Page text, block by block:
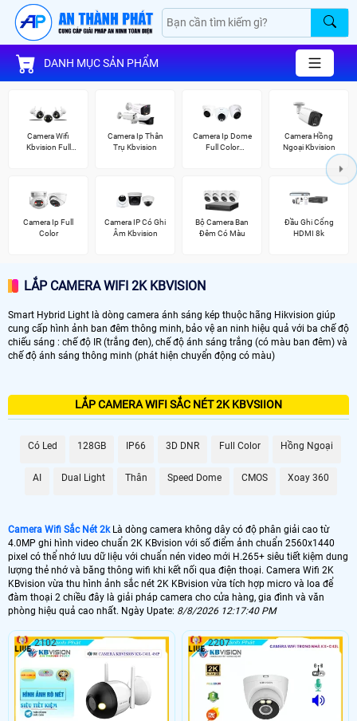
DANH MỤC SẢN PHẨM
Camera Wifi
Kbvision Full
Camera Ip Thân
Trụ Kbvision
Camera Ip Dome
Full Color
Camera Hồng
Ngoại Kbvision
Camera Ip Full
Color
Camera IP Có Ghi
Âm Kbvision
Bộ Camera Ban
Đêm Có Màu
Đầu Ghi Cổng
HDMI 8k
LẮP CAMERA WIFI 2K KBVISION
Smart Hybrid Light là dòng camera ánh sáng kép thuộc hãng Hikvision giúp
cung cấp hình ảnh ban đêm thông minh, bảo vệ an ninh hiệu quả với ba chế độ
chiếu sáng : chế độ IR (trắng đen), chế độ ánh sáng trắng (có màu ban đêm) và
chế độ ánh sáng thông minh (phát hiện chuyển động có màu)
LẮP CAMERA WIFI SẮC NÉT 2K KBVSIION
Có Led 128GB IP66 3D DNR Full Color Hồng Ngoại
AI Dual Light Thân Speed Dome CMOS Xoay 360
Camera Wifi Sắc Nét 2kLà dòng camera không dây có độ phân giải cao từ
4.0MP ghi hình video chuẩn 2K KBvision với số điểm ảnh chuẩn 2560x1440
pixel có thể nhớ lưu dữ liệu với chuẩn nén video mới H.265+ siêu tiết kiệm dung
lượng thẻ nhớ và băng thông wifi khi kết nối qua điện thoại. Camera Wifi 2K
KBvision vừa thu hình ảnh sắc nét 2K KBvision vừa tích hợp micro và loa để
đàm thoại 2 chiều đây là giải pháp camera cho cửa hàng, gia đình và văn
phòng hiệu quả cao nhất. Ngày Upate: 8/8/2026 12:17:40 PM
2102 2207